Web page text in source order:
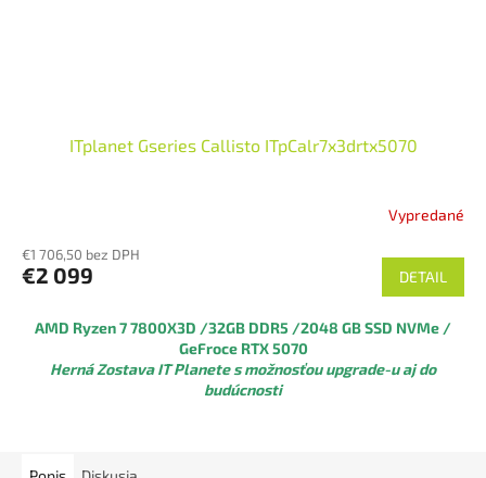
ITplanet Gseries Callisto ITpCalr7x3drtx5070
Vypredané
€1 706,50 bez DPH
€2 099 DETAIL
AMD Ryzen 7 7800X3D /32GB DDR5 /2048 GB SSD NVMe /
GeFroce RTX 5070
Herná Zostava IT Planete s možnosťou upgrade-u aj do
budúcnosti